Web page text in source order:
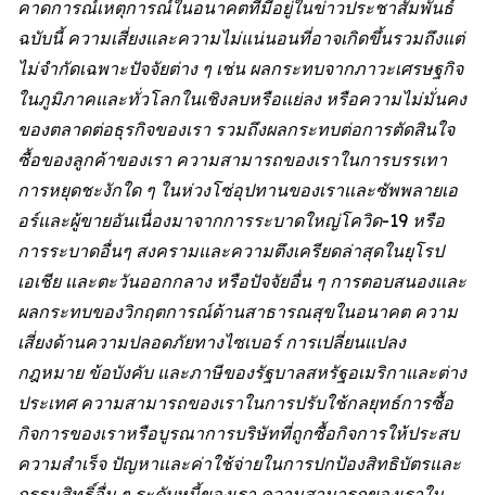
คาดการณ์เหตุการณ์ในอนาคตที่มีอยู่ในข่าวประชาสัมพันธ์
ฉบับนี้ ความเสี่ยงและความไม่แน่นอนที่อาจเกิดขึ้นรวมถึงแต่
ไม่จำกัดเฉพาะปัจจัยต่าง ๆ เช่น ผลกระทบจากภาวะเศรษฐกิจ
ในภูมิภาคและทั่วโลกในเชิงลบหรือแย่ลง หรือความไม่มั่นคง
ของตลาดต่อธุรกิจของเรา รวมถึงผลกระทบต่อการตัดสินใจ
ซื้อของลูกค้าของเรา ความสามารถของเราในการบรรเทา
การหยุดชะงักใด ๆ ในห่วงโซ่อุปทานของเราและซัพพลายเอ
อร์และผู้ขายอันเนื่องมาจากการระบาดใหญ่โควิด-19 หรือ
การระบาดอื่นๆ สงครามและความตึงเครียดล่าสุดในยุโรป
เอเชีย และตะวันออกกลาง หรือปัจจัยอื่น ๆ การตอบสนองและ
ผลกระทบของวิกฤตการณ์ด้านสาธารณสุขในอนาคต ความ
เสี่ยงด้านความปลอดภัยทางไซเบอร์ การเปลี่ยนแปลง
กฎหมาย ข้อบังคับ และภาษีของรัฐบาลสหรัฐอเมริกาและต่าง
ประเทศ ความสามารถของเราในการปรับใช้กลยุทธ์การซื้อ
กิจการของเราหรือบูรณาการบริษัทที่ถูกซื้อกิจการให้ประสบ
ความสำเร็จ ปัญหาและค่าใช้จ่ายในการปกป้องสิทธิบัตรและ